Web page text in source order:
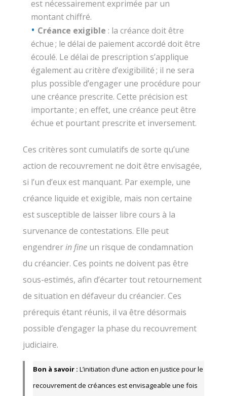
est nécessairement exprimée par un
montant chiffré.
Créance exigible : la créance doit être
échue ; le délai de paiement accordé doit être
écoulé. Le délai de prescription s’applique
également au critère d’exigibilité ; il ne sera
plus possible d’engager une procédure pour
une créance prescrite. Cette précision est
importante ; en effet, une créance peut être
échue et pourtant prescrite et inversement.
Ces critères sont cumulatifs de sorte qu’une
action de recouvrement ne doit être envisagée,
si l’un d’eux est manquant. Par exemple, une
créance liquide et exigible, mais non certaine
est susceptible de laisser libre cours à la
survenance de contestations. Elle peut
engendrerin fineun risque de condamnation
du créancier. Ces points ne doivent pas être
sous-estimés, afin d’écarter tout retournement
de situation en défaveur du créancier. Ces
prérequis étant réunis, il va être désormais
possible d’engager la phase du recouvrement
judiciaire.
Bon à savoir : L’initiation d’une action en justice pour le
recouvrement de créances est envisageable une fois